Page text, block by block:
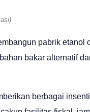
pabrik etanol
bakar alternatif
berbagai